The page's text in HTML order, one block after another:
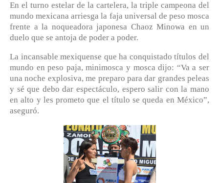
En el turno estelar de la cartelera, la triple campeona del
mundo mexicana arriesga la faja universal de peso mosca
frente a la noqueadora japonesa Chaoz Minowa en un
duelo que se antoja de poder a poder.
La incansable mexiquense que ha conquistado títulos del
mundo en peso paja, minimosca y mosca dijo: “Va a ser
una noche explosiva, me preparo para dar grandes peleas
y sé que debo dar espectáculo, espero salir con la mano
en alto y les prometo que el título se queda en México”,
aseguró.